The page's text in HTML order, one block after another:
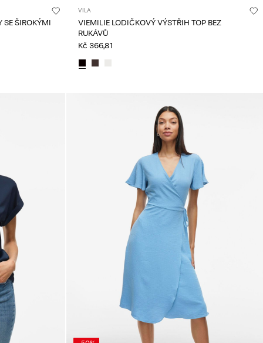
SE ŠIROKÝMI
VILA
VIEMILIE LODIČKOVÝ VÝSTŘIH TOP BEZ
RUKÁVŮ
Kč 366,81